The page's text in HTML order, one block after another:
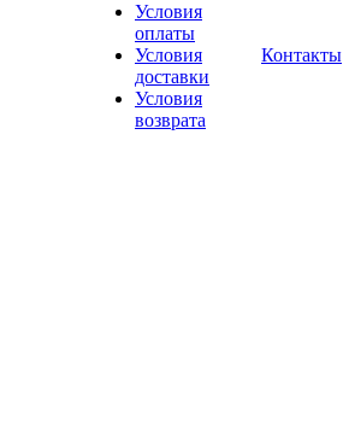
Условия
оплаты
Условия
доставки
Условия
возврата
Контакты